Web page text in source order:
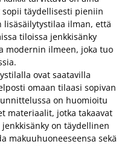
täydellisesti pieniin
ilman, että
tiloissa jenkkisänky
modernin ilmeen, joka tuo
ovat saatavilla
omaan tilaasi sopivan
on huomioitu
materiaalit, jotka takaavat
on täydellinen
makuuhuoneeseensa sekä